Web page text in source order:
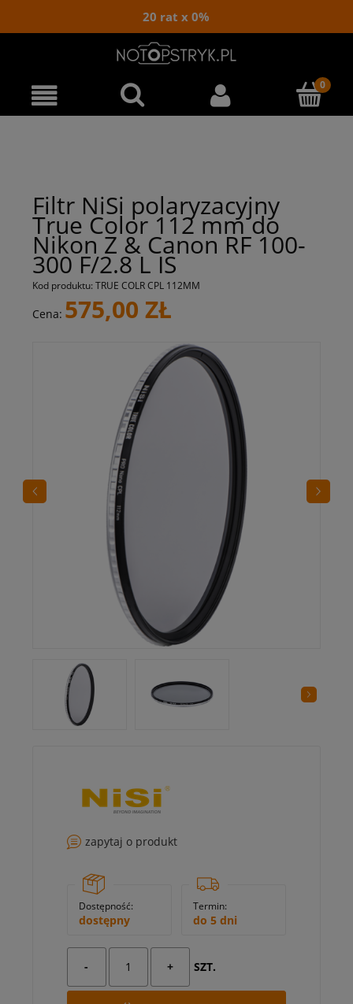
20 rat x 0%
Filtr NiSi polaryzacyjny
True Color 112 mm do
Nikon Z & Canon RF 100-
300 F/2.8 L IS
Kod produktu: TRUE COLR CPL 112MM
Cena: 575,00 ZŁ
zapytaj o produkt
Dostępność:
dostępny
Termin:
do 5 dni
- + SZT.